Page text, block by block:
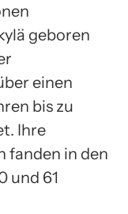
geboren
einen
bis zu
Ihre
fanden in den
und 61